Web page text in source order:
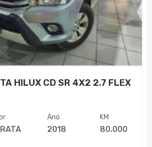
HILUX CD SR 4X2 2.7 FLEX
Ano
2018
KM
80.000